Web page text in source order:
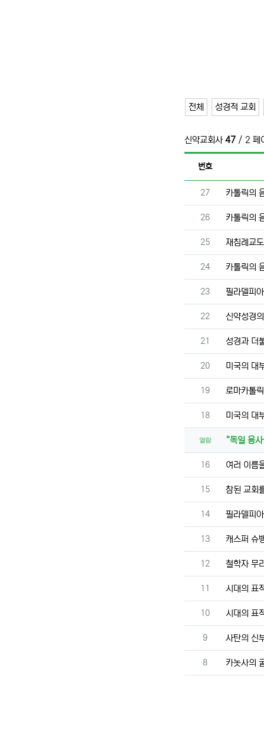
전체 성경적 교회
신약교회사 47 / 2 페
번호
번호
27 카톨릭의
번호
26 카톨릭의
번호
25 재침례교
번호
24 카톨릭의
번호
23 필라델피
번호
22 신약성경
번호
21 성경과 더
번호
20 미국의 대
번호
19 로마카톨
번호
18 미국의 대
열람 “독일 용
번호
16 여러 이름
번호
15 참된 교회
번호
14 필라델피
번호
13 캐스퍼 슈
번호
12 철학자
번호
11 시대의 표
번호
10 시대의 표
번호
9 사탄의 신
번호
8 카놋사의